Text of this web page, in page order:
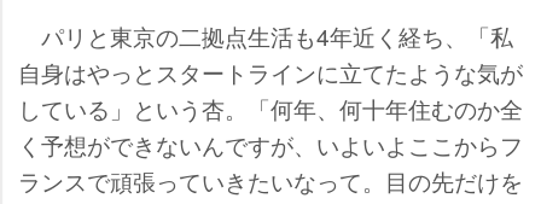
パリと東京の二拠点生活も4年近く経ち、「私
自身はやっとスタートラインに立てたような気が
している」という杏。「何年、何十年住むのか全
く予想ができないんですが、いよいよここからフ
ランスで頑張っていきたいなって。目の先だけを